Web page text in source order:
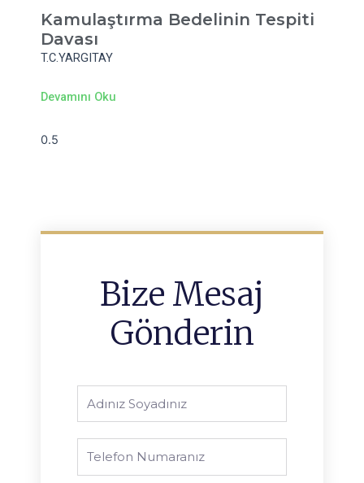
Kamulaştırma Bedelinin Tespiti
Davası
T.C.YARGITAY
Devamını Oku
Bize Mesaj
Gönderin